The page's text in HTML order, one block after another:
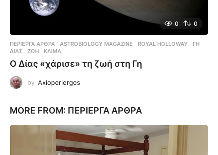
0 0
ΠΕΡΊΕΡΓΑ ΆΡΘΡΑ ASTROBIOLOGY MAGAZINE ,ROYAL HOLLOWAY ,ΓΗ
ΔΙΑΣ
,ΖΩΉ ,ΚΛΊΜΑ
Ο Δίας «χάρισε» τη ζωή στη Γη
by Axioperiergos
MORE FROM: ΠΕΡΊΕΡΓΑ ΆΡΘΡΑ